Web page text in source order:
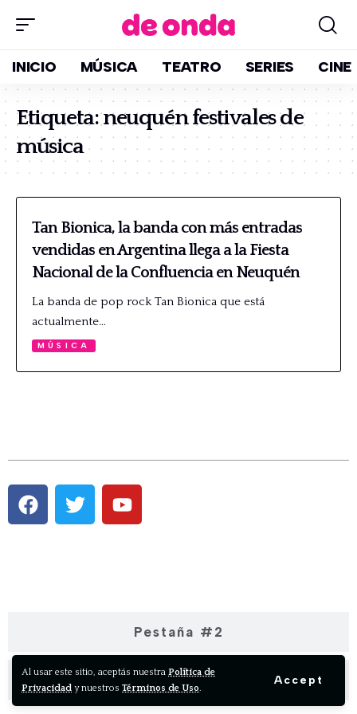
Al usar este sitio, aceptás nuestra Política de
Privacidad y nuestros Términos de Uso.
Accept
INICIO MÚSICA TEATRO SERIES CINE
Etiqueta:neuquén festivales de
música
Tan Bionica, la banda con más entradas
vendidas en Argentina llega a la Fiesta
Nacional de la Confluencia en Neuquén
La banda de pop rock Tan Bionica que está
actualmente…
MÚSICA
Pestaña #2
Pestaña #3